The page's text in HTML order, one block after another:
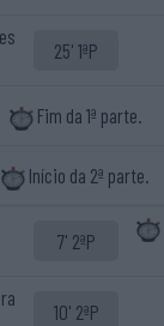
25' 1ªP
Fim da 1ª parte.
Início da 2ª parte.
7' 2ªP
10' 2ªP